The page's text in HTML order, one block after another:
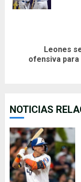
post:
Leones
ofensiva
NOTICIAS